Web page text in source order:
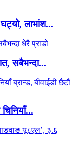
लाभांश...
सबैभन्दा...
चिनियाँ...